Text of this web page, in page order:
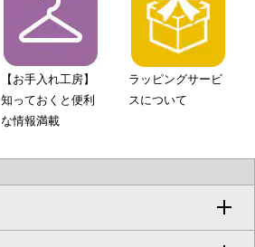
【お手入れ工房】
知っておくと便利
な情報満載
ラッピングサービ
スについて